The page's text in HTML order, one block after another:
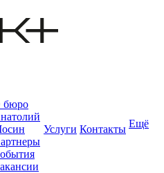
бюро
Услуги Контакты Ещё